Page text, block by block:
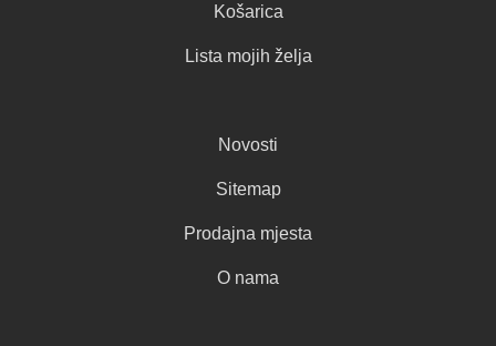
Košarica
Lista mojih želja
Novosti
Sitemap
Prodajna mjesta
O nama